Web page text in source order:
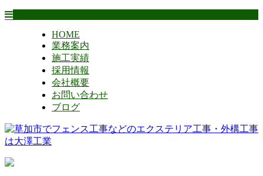
HOME
業務案内
施工実績
採用情報
会社概要
お問い合わせ
ブログ